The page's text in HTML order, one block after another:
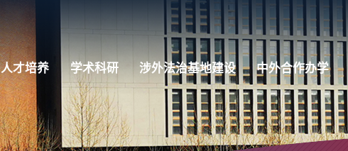
人才培养 学术科研 涉外法治基地建设 中外合作办学